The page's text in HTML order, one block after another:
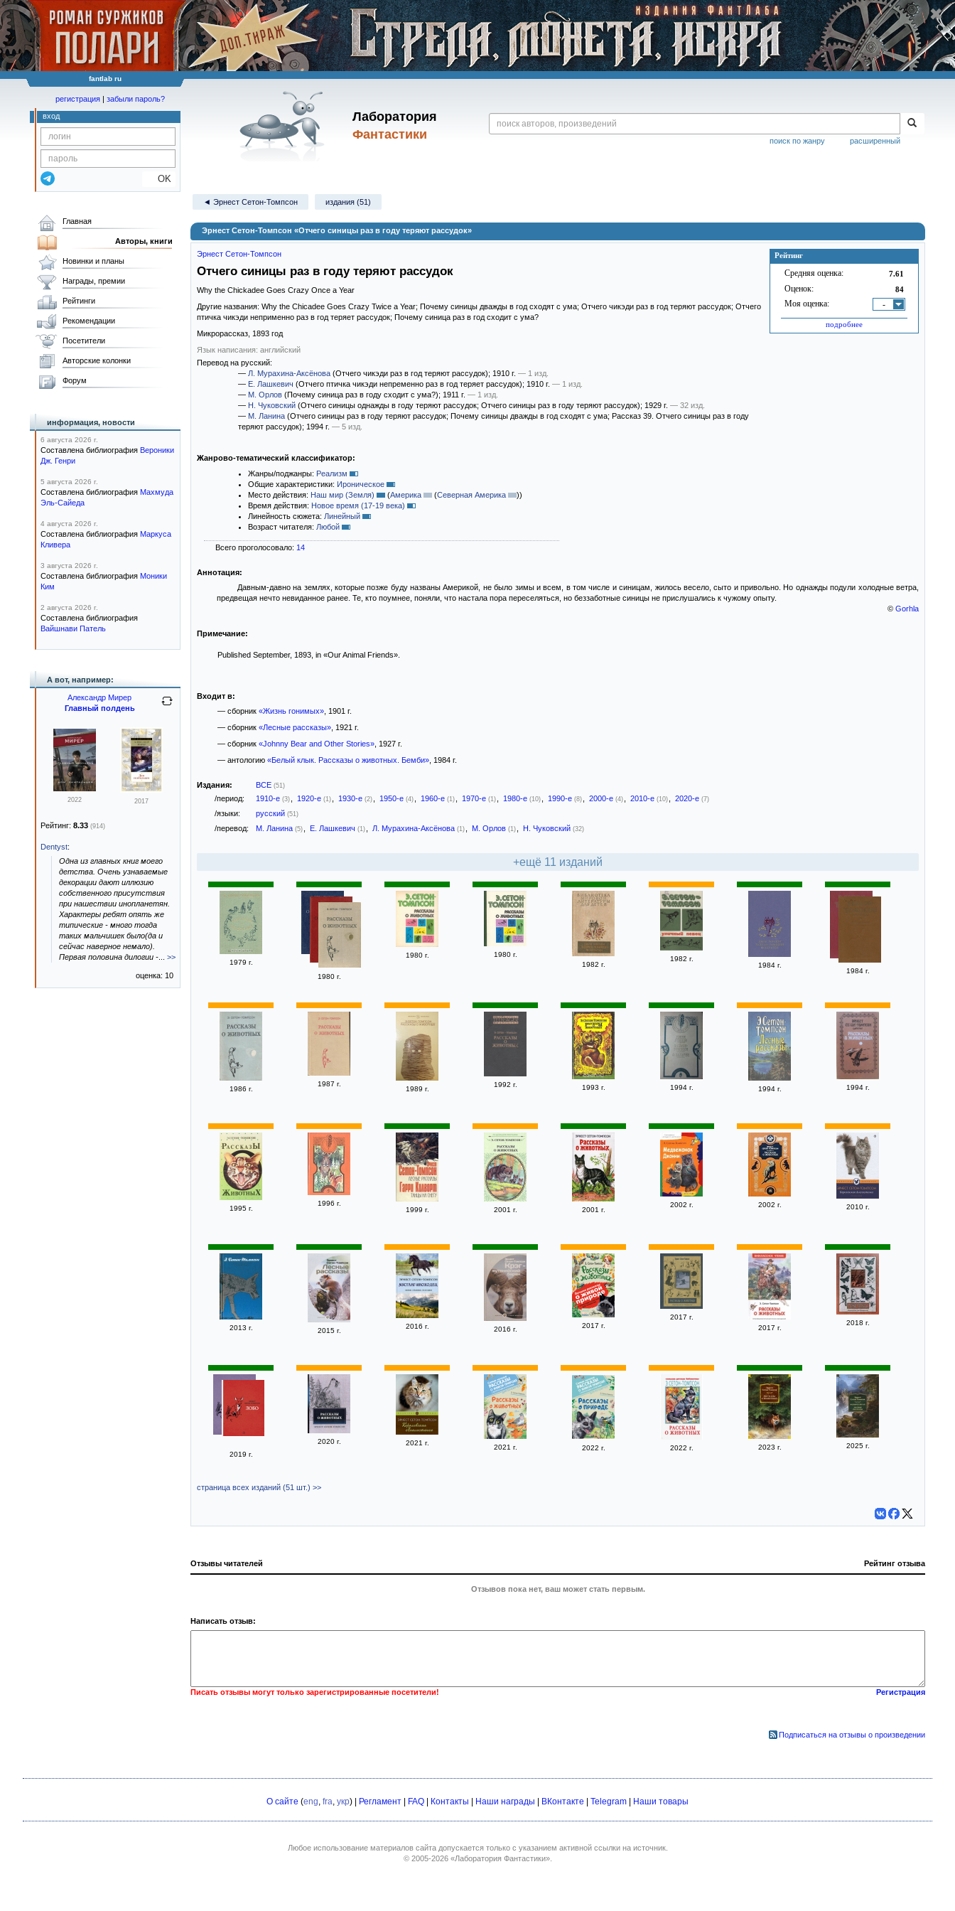
fantlab ru
Лаборатория
Фантастики
расширенный
поиск по жанру
регистрация | забыли пароль?
вход
OK
◄ Эрнест Сетон-Томпсон издания (51)
Эрнест Сетон-Томпсон «Отчего синицы раз в году теряют рассудок»
Рейтинг
Средняя оценка: 7.61
Оценок: 84
Моя оценка: -
подробнее
Эрнест Сетон-Томпсон
Отчего синицы раз в году теряют рассудок
Why the Chickadee Goes Crazy Once a Year
Другие названия: Why the Chicadee Goes Crazy Twice a Year; Почему синицы дважды в год сходят с ума; Отчего чикэди раз в год теряют рассудок; Отчего
птичка чикэди неприменно раз в год теряет рассудок; Почему синица раз в год сходит с ума?
Микрорассказ, 1893 год
Язык написания: английский
Перевод на русский:
— Л. Мурахина-Аксёнова (Отчего чикэди раз в год теряют рассудок); 1910 г. — 1 изд.
— Е. Лашкевич (Отчего птичка чикэди непременно раз в год теряет рассудок); 1910 г. — 1 изд.
— М. Орлов (Почему синица раз в году сходит с ума?); 1911 г. — 1 изд.
— Н. Чуковский (Отчего синицы однажды в году теряют рассудок; Отчего синицы раз в году теряют рассудок); 1929 г. — 32 изд.
— М. Ланина (Отчего синицы раз в году теряют рассудок; Почему синицы дважды в год сходят с ума; Рассказ 39. Отчего синицы раз в году
теряют рассудок); 1994 г. — 5 изд.
Жанрово-тематический классификатор:
Жанры/поджанры: Реализм
Общие характеристики: Ироническое
Место действия: Наш мир (Земля) (Америка (Северная Америка ))
Время действия: Новое время (17-19 века)
Линейность сюжета: Линейный
Возраст читателя: Любой
Всего проголосовало: 14
Аннотация:
Давным-давно на землях, которые позже буду названы Америкой, не было зимы и всем, в том числе и синицам, жилось весело, сыто и привольно. Но однажды подули холодные ветра,
предвещая нечто невиданное ранее. Те, кто поумнее, поняли, что настала пора переселяться, но беззаботные синицы не прислушались к чужому опыту.
© Gorhla
Примечание:
Published September, 1893, in «Our Animal Friends».
Входит в:
— сборник «Жизнь гонимых», 1901 г.
— сборник «Лесные рассказы», 1921 г.
— сборник «Johnny Bear and Other Stories», 1927 г.
— антологию «Белый клык. Рассказы о животных. Бемби», 1984 г.
Издания: ВСЕ (51)
/период: 1910-е (3) 1920-е (1) 1930-е (2) 1950-е (4) 1960-е (1) 1970-е (1) 1980-е (10) 1990-е (8) 2000-е (4) 2010-е (10) 2020-е (7)
/языки: русский (51)
/перевод: М. Ланина (5) Е. Лашкевич (1) Л. Мурахина-Аксёнова (1) М. Орлов (1) Н. Чуковский (32)
+ещё 11 изданий
1979 г.
1980 г.
1980 г.
1980 г.
1982 г.
1982 г.
1984 г.
1984 г.
1986 г.
1987 г.
1989 г.
1992 г. 1993 г. 1994 г. 1994 г. 1994 г.
1995 г.
1996 г.
1999 г.
2001 г. 2001 г.
2002 г. 2002 г. 2010 г.
2013 г. 2015 г.
2016 г. 2016 г. 2017 г.
2017 г.
2017 г.
2018 г.
2019 г.
2020 г. 2021 г.
2021 г. 2022 г. 2022 г. 2023 г. 2025 г.
страница всех изданий (51 шт.) >>
Отзывы читателей Рейтинг отзыва
Отзывов пока нет, ваш может стать первым.
Написать отзыв:
Писать отзывы могут только зарегистрированные посетители! Регистрация
Подписаться на отзывы о произведении
Главная
Авторы, книги
Новинки и планы
Награды, премии
Рейтинги
Рекомендации
Посетители
Авторские колонки
Форум
информация, новости
6 августа 2026 г.
Составлена библиография Вероники
Дж. Генри
5 августа 2026 г.
Составлена библиография Махмуда
Эль-Сайеда
4 августа 2026 г.
Составлена библиография Маркуса
Кливера
3 августа 2026 г.
Составлена библиография Моники
Ким
2 августа 2026 г.
Составлена библиография
Вайшнави Патель
А вот, например:
Александр Мирер
Главный полдень
2022 2017
Рейтинг: 8.33 (914)
Dentyst:
Одна из главных книг моего
детства. Очень узнаваемые
декорации дают иллюзию
собственного присутствия
при нашествии инопланетян.
Характеры ребят опять же
типические - много тогда
таких мальчишек было(да и
сейчас наверное немало).
Первая половина дилогии -
>>
оценка: 10
О сайте (eng, fra, укр) | Регламент FAQ Контакты Наши награды ВКонтакте Telegram Наши товары
Любое использование материалов сайта допускается только с указанием активной ссылки на источник.
© 2005-2026 «Лаборатория Фантастики».